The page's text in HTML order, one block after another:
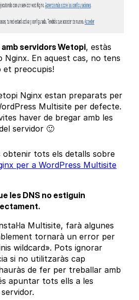
servidors Wetopi, estàs
Nginx. En aquest cas, no tens
et preocupis!
Nginx estan preparats per
Multisite per defecte.
haver de bregar amb les
servidor 🙂
obtenir tots els detalls sobre
per a WordPress Multisite
les DNS no estiguin
Multisite, farà algunes
tornarà un error per
wildcard». Pots ignorar
si no utilitzaràs cap
de fer per treballar amb
apuntar tots ells a les